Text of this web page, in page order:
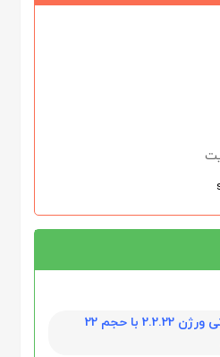
دانلود نسخه 32 بیتی ورژن 2.2.22 با حجم 22